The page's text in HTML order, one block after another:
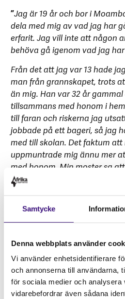
Samtycke
Denna webbplats använder
Vi använder enhetsidentifierare
och annonserna till användarna,
för sociala medier och analysera
vidarebefordrar även sådana
”Jag är 19 år och bor i
dela med mig av vad jag har
erfarit. Jag vill inte att någon
behöva gå igenom vad jag
Från det att jag var 13 hade
man från grannskapet, trots
än mig. Han var 32 år
tillsammans med honom i
till faran och riskerna jag
jobbade på ett bageri, så jag
med till skolan. Det faktum
uppmuntrade mig ännu mer
med honom. Min moster sa
problem att han var äldre,
tog väl hand om mig och
att min
moster
sa “du kan
han tar ansvar”.
limpor bröd hem så att mina
ochmosterkunde få te och
gravid för första gången.
mot slutet av graviditeten
betedde sig inte längre på